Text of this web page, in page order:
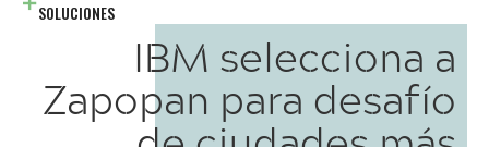
SOLUCIONES
IBM selecciona a
Zapopan para desafío